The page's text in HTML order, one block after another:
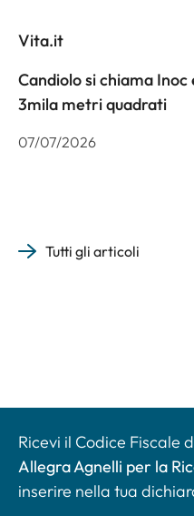
Vita.it
Candiolo si chiama
3mila metri quadrati
07/07/2026
Tutti gli articoli
Ricevi il Codice Fiscale
Allegra Agnelli per la
inserire nella tua